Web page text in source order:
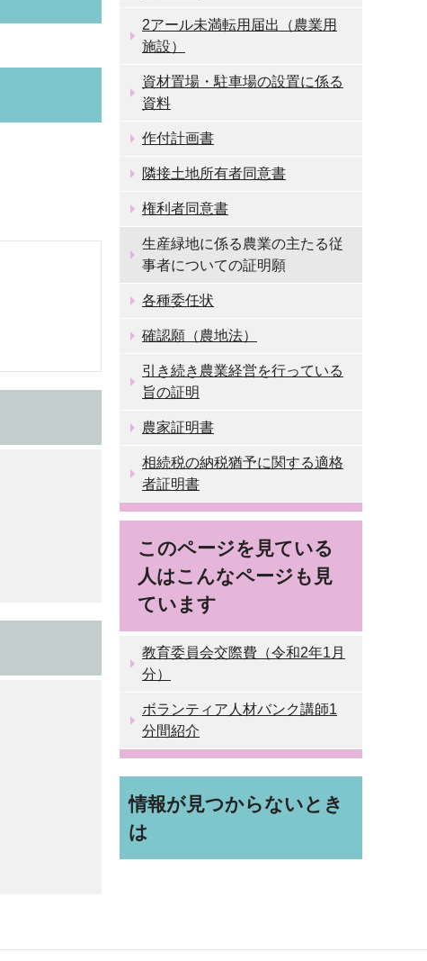
2アール未満転用届出（農業用
施設）
資材置場・駐車場の設置に係る
資料
作付計画書
隣接土地所有者同意書
権利者同意書
生産緑地に係る農業の主たる従
事者についての証明願
各種委任状
確認願（農地法）
引き続き農業経営を行っている
旨の証明
農家証明書
相続税の納税猶予に関する適格
者証明書
このページを見ている
人はこんなページも見
ています
教育委員会交際費（令和2年1月
分）
ボランティア人材バンク講師1
分間紹介
情報が見つからないとき
は